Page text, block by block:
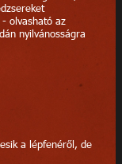
olvasható az
nyilvánosságra
a lépfenéről, de